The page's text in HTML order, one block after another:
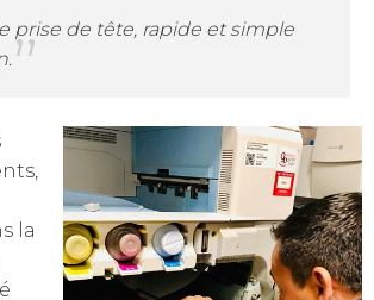
prise de tête, rapide et simple
la